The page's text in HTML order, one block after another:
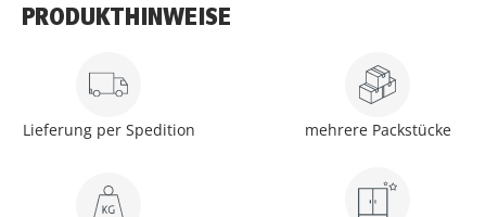
PRODUKTHINWEISE
Lieferung per Spedition mehrere Packstücke